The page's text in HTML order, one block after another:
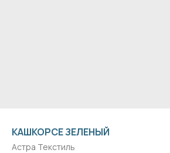
КАШКОРСЕ ЗЕЛЕНЫЙ
Астра Текстиль